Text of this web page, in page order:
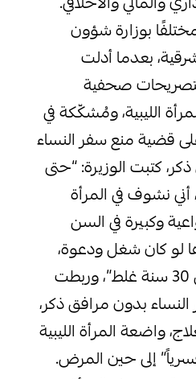
بوزارة شؤون
بعدما أدلت
بتصريحات صحفية
الليبية، ومُشكّكة في
على قضية منع سفر النساء
كتبت الوزيرة: “حتى
أني نشوف في المرأة
وكبيرة في السن
لو كان شغل ودعوة،
وكان عليا أني أقل من 30 سنة غلط”، وربطت
النساء بدون مرافق ذكر،
واضعة المرأة الليبية
إلى حين المرض.